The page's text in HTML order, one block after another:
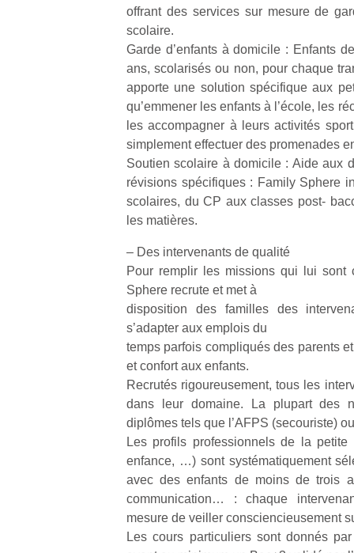
offrant des services sur mesure de
scolaire.
Garde d’enfants à domicile : Enfants
ans, scolarisés ou non, pour chaque
apporte une solution spécifique aux
qu’emmener les enfants à l’école, les
les accompagner à leurs activités
simplement effectuer des promenades
Soutien scolaire à domicile : Aide aux
révisions spécifiques : Family Sphere
scolaires, du CP aux classes post-
les matières.
– Des intervenants de qualité
Pour remplir les missions qui lui sont
Sphere recrute et met à
disposition des familles des
s’adapter aux emplois du
temps parfois compliqués des parents
et confort aux enfants.
Recrutés rigoureusement, tous les
dans leur domaine. La plupart des
diplômes tels que l’AFPS (secouriste)
Les profils professionnels de la
enfance, …) sont systématiquement
avec des enfants de moins de trois
communication… : chaque
mesure de veiller consciencieusement
Les cours particuliers sont donnés
…